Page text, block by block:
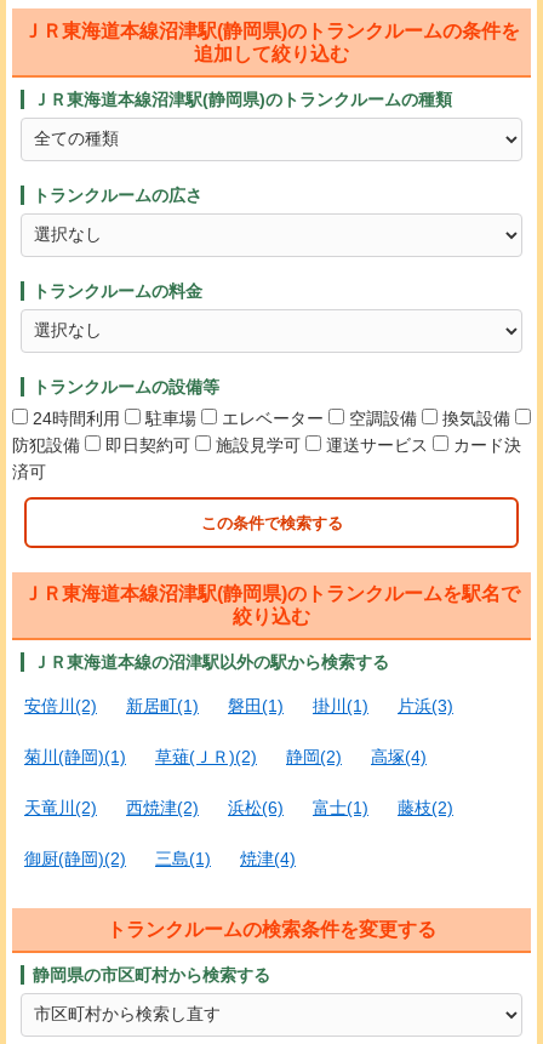
ＪＲ東海道本線沼津駅(静岡県)のトランクルームの条件を
追加して絞り込む
ＪＲ東海道本線沼津駅(静岡県)のトランクルームの種類
トランクルームの広さ
トランクルームの料金
トランクルームの設備等
24時間利用
駐車場 エレベーター 空調設備
換気設備
防犯設備
即日契約可 施設見学可 運送サービス
カード決
済可
この条件で検索する
ＪＲ東海道本線沼津駅(静岡県)のトランクルームを駅名で
絞り込む
ＪＲ東海道本線の沼津駅以外の駅から検索する
安倍川(2) 新居町(1) 磐田(1) 掛川(1) 片浜(3)
菊川(静岡)(1) 草薙(ＪＲ)(2) 静岡(2) 高塚(4)
天竜川(2) 西焼津(2) 浜松(6) 富士(1) 藤枝(2)
御厨(静岡)(2) 三島(1) 焼津(4)
トランクルームの検索条件を変更する
静岡県の市区町村から検索する